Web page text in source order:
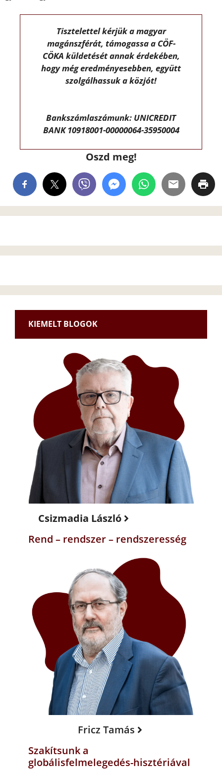
Tisztelettel kérjük a magyar
magánszférát, támogassa a CÖF-
CÖKA küldetését annak érdekében,
hogy még eredményesebben, együtt
szolgálhassuk a közjót!
Bankszámlaszámunk: UNICREDIT
BANK 10918001-00000064-35950004
Oszd meg!
KIEMELT BLOGOK
Csizmadia László
Rend – rendszer – rendszeresség
Fricz Tamás
Szakítsunk a
globálisfelmelegedés-hisztériával